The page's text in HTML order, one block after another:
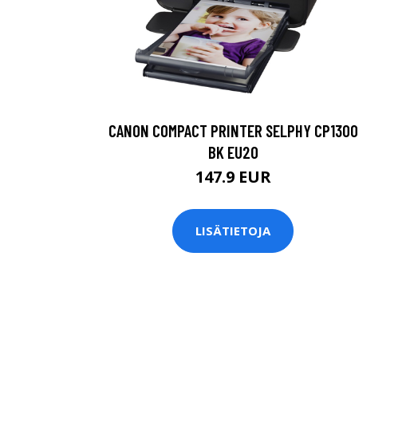
CANON COMPACT PRINTER SELPHY CP1300
BK EU20
147.9 EUR
LISÄTIETOJA